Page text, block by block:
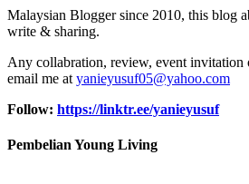
Malaysian Blogger since 2010, this blog
write & sharing.
Any collabration, review, event invitation
email me at yanieyusuf05@yahoo.com
Follow: https://linktr.ee/yanieyusuf
Pembelian Young Living